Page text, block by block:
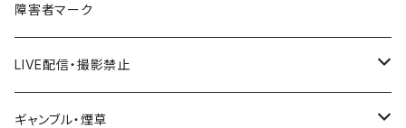
国道600～699号線
国道700～799号線
ROUTE600～699号線
秋田県
Tシャツ
ステッカー
山形県
福島県
障害者マーク
LIVE配信・撮影禁止
LIVE配信禁止
ギャンブル・煙草